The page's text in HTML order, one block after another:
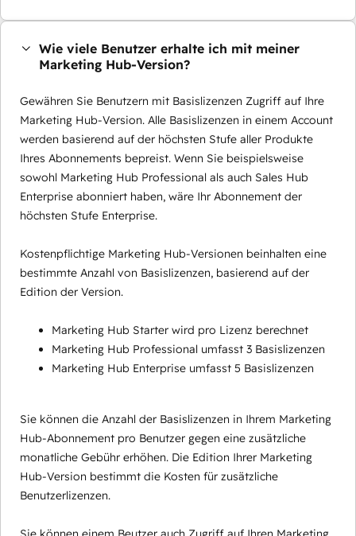
Wie viele Benutzer erhalte ich mit meiner
Marketing Hub-Version?
Gewähren Sie Benutzern mit Basislizenzen Zugriff auf Ihre
Marketing Hub-Version. Alle Basislizenzen in einem Account
werden basierend auf der höchsten Stufe aller Produkte
Ihres Abonnements bepreist. Wenn Sie beispielsweise
sowohl Marketing Hub Professional als auch Sales Hub
Enterprise abonniert haben, wäre Ihr Abonnement der
höchsten Stufe Enterprise.
Kostenpflichtige Marketing Hub-Versionen beinhalten eine
bestimmte Anzahl von Basislizenzen, basierend auf der
Edition der Version.
Marketing Hub Starter wird pro Lizenz berechnet
Marketing Hub Professional umfasst 3 Basislizenzen
Marketing Hub Enterprise umfasst 5 Basislizenzen
Sie können die Anzahl der Basislizenzen in Ihrem Marketing
Hub-Abonnement pro Benutzer gegen eine zusätzliche
monatliche Gebühr erhöhen. Die Edition Ihrer Marketing
Hub-Version bestimmt die Kosten für zusätzliche
Benutzerlizenzen.